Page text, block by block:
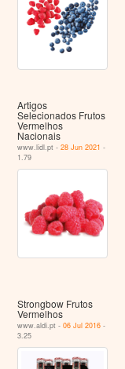
Artigos
Selecionados Frutos
Vermelhos
Nacionais
www.lidl.pt -28 Jun 2021 -
1.79
Strongbow Frutos
Vermelhos
www.aldi.pt -06 Jul 2016 -
3.25